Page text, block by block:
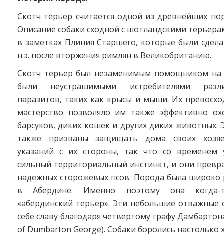
Скотч терьер считается одной из древнейших
Описание собаки сходной с шотландскими
в заметках Плиния Старшего, которые были
н.э. после вторжения римлян в Великобританию.
Скотч терьер был незаменимым помощником на
были неустрашимыми истребителями
паразитов, таких как крысы и мыши. Их
мастерство позволяло им также эффективно
барсуков, диких кошек и других диких животных.
также призваны защищать дома своих
указаний с их стороны, так что со временем
сильный территориальный инстинкт, и они
надежных сторожевых псов. Порода была широко
в Абердине. Именно поэтому она когда-
«абердинский терьер». Эти небольшие отважные
себе славу благодаря четвертому графу
of Dumbarton George). Собаки боролись настолько